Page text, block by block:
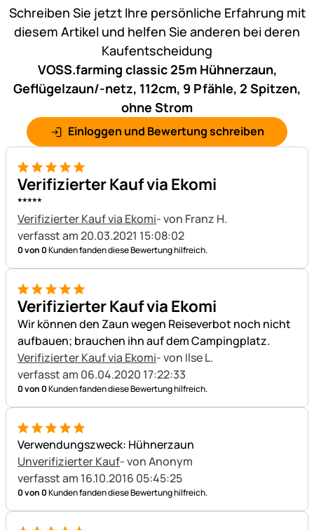
Schreiben Sie jetzt Ihre persönliche Erfahrung mit
diesem Artikel und helfen Sie anderen bei deren
Kaufentscheidung
VOSS.farming classic 25m Hühnerzaun,
Geflügelzaun/-netz, 112cm, 9 Pfähle, 2 Spitzen,
ohne Strom
Einloggen und Bewertung schreiben
5 von 5
Verifizierter Kauf via Ekomi
*****
Verifizierter Kauf via Ekomi- von Franz H.
verfasst am 20.03.2021 15:08:02
0 von 0Kunden fanden diese Bewertung hilfreich.
5 von 5
Verifizierter Kauf via Ekomi
Wir können den Zaun wegen Reiseverbot noch nicht
aufbauen; brauchen ihn auf dem Campingplatz.
Verifizierter Kauf via Ekomi- von Ilse L.
verfasst am 06.04.2020 17:22:33
0 von 0Kunden fanden diese Bewertung hilfreich.
5 von 5
Verwendungszweck: Hühnerzaun
Unverifizierter Kauf- von Anonym
verfasst am 16.10.2016 05:45:25
0 von 0Kunden fanden diese Bewertung hilfreich.